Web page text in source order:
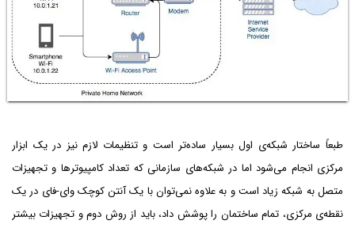
طبعاً ساختار شبکه‌ی اول بسیار ساده‌تر است و تنظیمات لازم نیز در یک ابزار
مرکزی انجام می‌شود اما در شبکه‌های سازمانی که تعداد کامپیوترها و تجهیزات
متصل به شبکه زیاد است و به علاوه نمی‌توان با یک آنتن کوچک وای-فای در یک
نقطه‌ی مرکزی، تمام ساختمان را پوشش داد، باید از روش دوم و تجهیزات بیشتر